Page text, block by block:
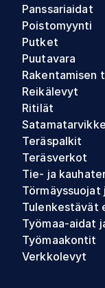
Panssariaidat
Poistomyynti
Putket
Puutavara
Rakentamisen
Reikälevyt
Ritilät
Teräspalkit
Teräsverkot
Tie- ja
Törmäyssuojat
Tulenkestävät
Työmaa-aidat
Työmaakontit
Verkkolevyt